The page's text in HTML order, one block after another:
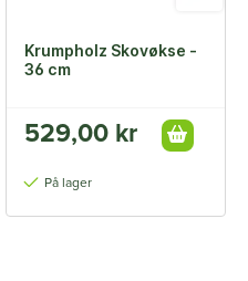
Krumpholz Skovøkse -
36 cm
529,00 kr
På lager